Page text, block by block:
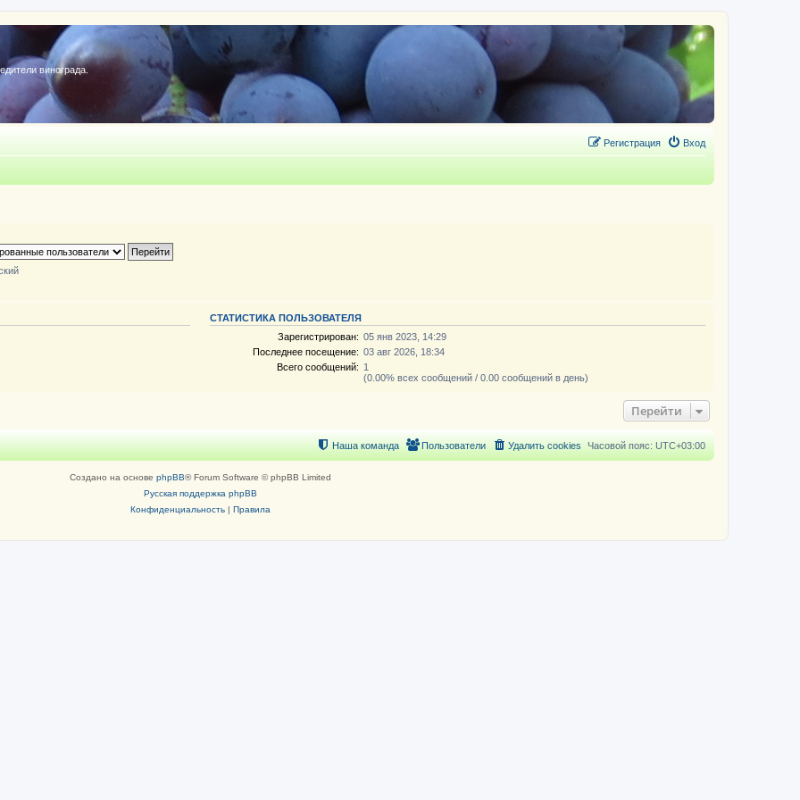
винограда.
Вход
Регистрация
СТАТИСТИКА ПОЛЬЗОВАТЕЛЯ
Зарегистрирован: 05 янв 2023, 14:29
Последнее посещение: 03 авг 2026, 18:34
Всего сообщений: 1
(0.00% всех сообщений / 0.00 сообщений в день)
Перейти
Часовой пояс: UTC+03:00
Удалить cookies
Пользователи
Наша команда
Создано на основе phpBB® Forum Software © phpBB Limited
Русская поддержка phpBB
Конфиденциальность| Правила